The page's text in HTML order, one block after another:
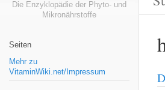
Die Enzyklopädie der Phyto- und
Mikronährstoffe
Seiten
Mehr zu
VitaminWiki.net/Impressum